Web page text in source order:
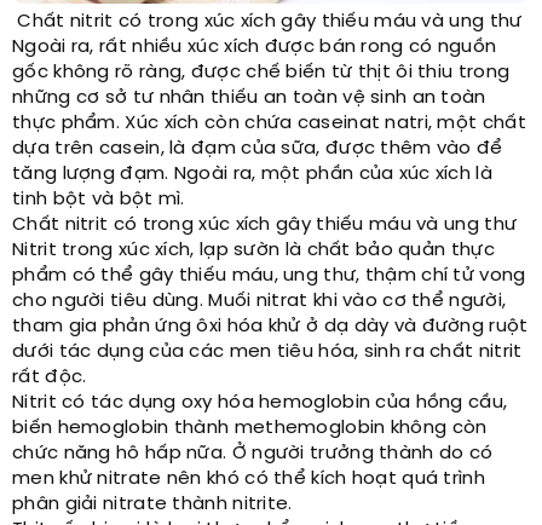
Chất nitrit có trong xúc xích gây thiếu máu và ung thư
Ngoài ra, rất nhiều xúc xích được bán rong có nguồn
gốc không rõ ràng, được chế biến từ thịt ôi thiu trong
những cơ sở tư nhân thiếu an toàn vệ sinh an toàn
thực phẩm. Xúc xích còn chứa caseinat natri, một chất
dựa trên casein, là đạm của sữa, được thêm vào để
tăng lượng đạm. Ngoài ra, một phần của xúc xích là
tinh bột và bột mì.
Chất nitrit có trong xúc xích gây thiếu máu và ung thư
Nitrit trong xúc xích, lạp sườn là chất bảo quản thực
phẩm có thể gây thiếu máu, ung thư, thậm chí tử vong
cho người tiêu dùng. Muối nitrat khi vào cơ thể người,
tham gia phản ứng ôxi hóa khử ở dạ dày và đường ruột
dưới tác dụng của các men tiêu hóa, sinh ra chất nitrit
rất độc.
Nitrit có tác dụng oxy hóa hemoglobin của hồng cầu,
biến hemoglobin thành methemoglobin không còn
chức năng hô hấp nữa. Ở người trưởng thành do có
men khử nitrate nên khó có thể kích hoạt quá trình
phân giải nitrate thành nitrite.